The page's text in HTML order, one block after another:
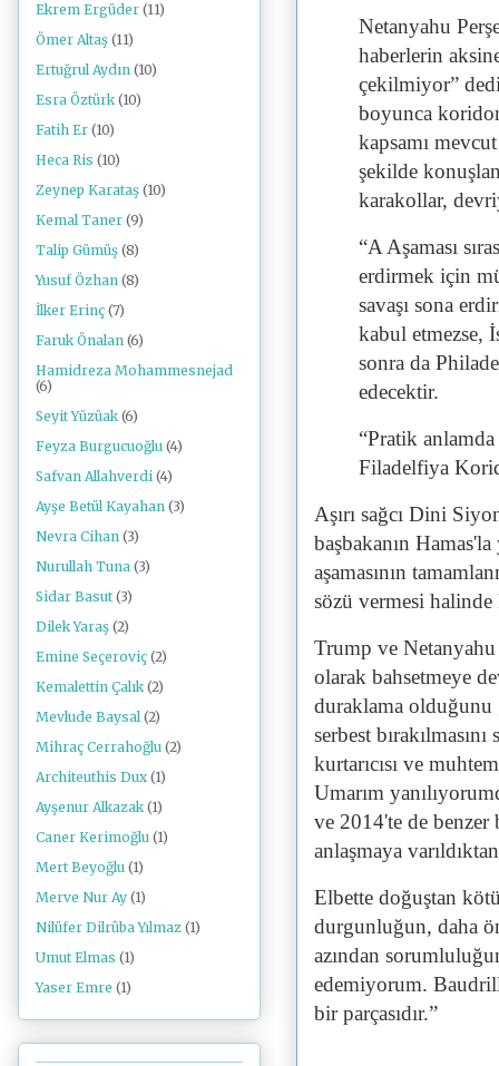
Netanyahu
haberlerin
çekilmiyor”
boyunca
kapsamı
şekilde
karakollar,
“A Aşaması
erdirmek için
savaşı sona
kabul etmezse,
sonra da
edecektir.
“Pratik
Filadelfiya
Aşırı sağcı Dini
başbakanın
aşamasının
sözü vermesi halinde
Trump ve Netanyahu
olarak bahsetmeye
duraklama olduğunu
serbest
kurtarıcısı ve
Umarım
ve 2014'te de benzer
anlaşmaya
Elbette doğuştan
durgunluğun, daha
azından
edemiyorum.
bir parçasıdır.”
Ekrem Ergüder (11)
Ömer Altaş (11)
Ertuğrul Aydın (10)
Esra Öztürk (10)
Fatih Er (10)
Heca Ris (10)
Zeynep Karataş (10)
Kemal Taner (9)
Talip Gümüş (8)
Yusuf Özhan (8)
İlker Erinç (7)
Faruk Önalan (6)
Hamidreza Mohammesnejad
(6)
Seyit Yüzüak (6)
Feyza Burgucuoğlu (4)
Safvan Allahverdi (4)
Ayşe Betül Kayahan (3)
Nevra Cihan (3)
Nurullah Tuna (3)
Sidar Basut (3)
Dilek Yaraş (2)
Emine Seçeroviç (2)
Kemalettin Çalık (2)
Mevlude Baysal (2)
Mihraç Cerrahoğlu (2)
Architeuthis Dux (1)
Ayşenur Alkazak (1)
Caner Kerimoğlu (1)
Mert Beyoğlu (1)
Merve Nur Ay (1)
Nilüfer Dilrûba Yılmaz (1)
Umut Elmas (1)
Yaser Emre (1)